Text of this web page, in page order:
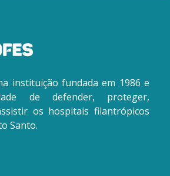
instituição fundada em 1986 e
de defender, proteger,
os hospitais filantrópicos
Santo.